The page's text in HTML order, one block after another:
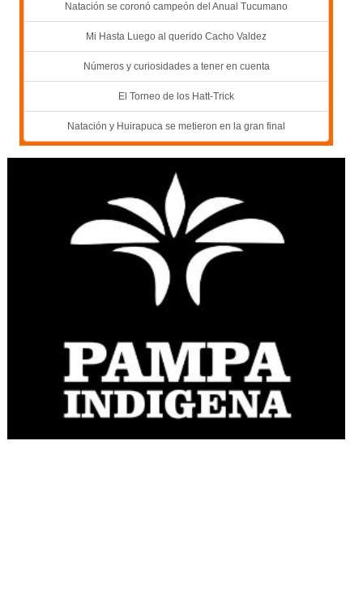
Natación se coronó campeón del Anual Tucumano
Mi Hasta Luego al querido Cacho Valdez
Números y curiosidades a tener en cuenta
El Torneo de los Hatt-Trick
Natación y Huirapuca se metieron en la gran final